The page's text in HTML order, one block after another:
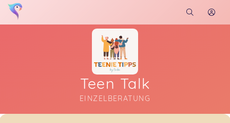
Teen Talk
EINZELBERATUNG